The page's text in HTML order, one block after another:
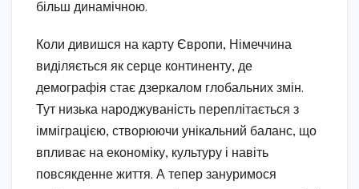
більш динамічною.
Коли дивишся на карту Європи, Німеччина
виділяється як серце континенту, де
демографія стає дзеркалом глобальних змін.
Тут низька народжуваність переплітається з
імміграцією, створюючи унікальний баланс, що
впливає на економіку, культуру і навіть
повсякденне життя. А тепер зануримося